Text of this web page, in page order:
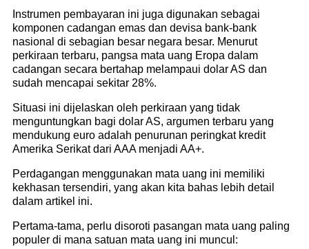
Instrumen pembayaran ini juga digunakan sebagai
komponen cadangan emas dan devisa bank-bank
nasional di sebagian besar negara besar. Menurut
perkiraan terbaru, pangsa mata uang Eropa dalam
cadangan secara bertahap melampaui dolar AS dan
sudah mencapai sekitar 28%.
Situasi ini dijelaskan oleh perkiraan yang tidak
menguntungkan bagi dolar AS, argumen terbaru yang
mendukung euro adalah penurunan peringkat kredit
Amerika Serikat dari AAA menjadi AA+.
Perdagangan menggunakan mata uang ini memiliki
kekhasan tersendiri, yang akan kita bahas lebih detail
dalam artikel ini.
Pertama-tama, perlu disoroti pasangan mata uang paling
populer di mana satuan mata uang ini muncul: